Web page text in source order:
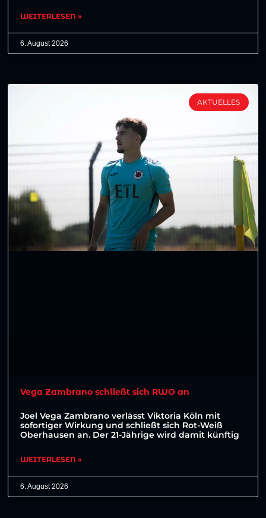
WEITERLESEN »
6. August 2026
AKTUELLES
Vega Zambrano schließt sich RWO an
Joel Vega Zambrano verlässt Viktoria Köln mit
sofortiger Wirkung und schließt sich Rot-Weiß
Oberhausen an. Der 21-Jährige wird damit künftig
WEITERLESEN »
6. August 2026